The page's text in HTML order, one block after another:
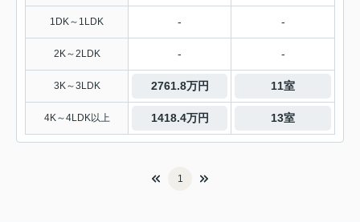
1DK～1LDK - -
2K～2LDK - -
3K～3LDK 2761.8万円 11室
4K～4LDK以上 1418.4万円 13室
1